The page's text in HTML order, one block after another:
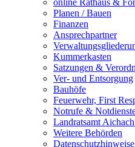
online Rathaus &
Planen / Bauen
Finanzen
Ansprechpartner
Kummerkasten
Satzungen &
Ver- und Entsorgung
Bauhöfe
Feuerwehr, First
Notrufe &
Landratsamt
Weitere Behörden
Datenschutzhinweise